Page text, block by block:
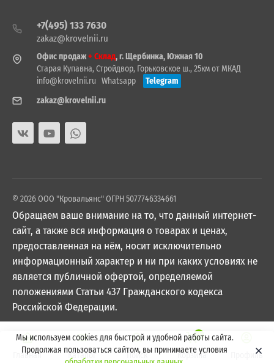
+7(495) 133 7630
zakaz@krovelnii.ru
Офис продаж+ Склад, г. Щербинка, Южная 10
Старая Купавна, Стройдвор, Горьковское ш., 25км от МКАД
info@krovelnii.ru Whatsapp
Telegram
zakaz@krovelnii.ru
© 2026 ООО "Кровальянс" ОГРН 5077746334661
Обращаем ваше внимание на то, что данный интернет-
сайт, а также вся информация о товарах и ценах,
предоставленная на нём, носит исключительно
информационный характер и ни при каких условиях не
является публичной офертой, определяемой
положениями Статьи 437 Гражданского кодекса
Российской Федерации.
Мы используем cookies для быстрой и удобной работы сайта.
Продолжая пользоваться сайтом, вы принимаете условия
Главная Каталог Поиск
0
Корзина Профиль